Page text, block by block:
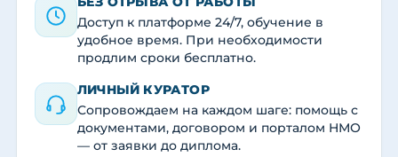
Доступ к платформе 24/7, обучение в
удобное время. При необходимости
продлим сроки бесплатно.
ЛИЧНЫЙ КУРАТОР
Сопровождаем на каждом шаге: помощь с
документами, договором и порталом НМО
— от заявки до диплома.